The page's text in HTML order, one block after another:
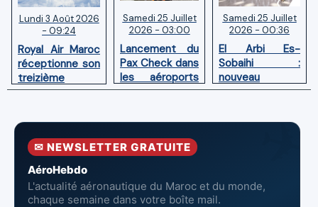
Lundi 3 Août 2026
- 09:24
Royal Air Maroc
réceptionne son
treizième
Boeing 787
Samedi 25 Juillet
2026 - 03:00
Lancement du
Pax Check dans
les aéroports
du Maroc
Samedi 25 Juillet
2026 - 00:36
El Arbi Es-
Sobaihi :
nouveau
directeur à la
l’Aéroport
Mohammed V
✉ NEWSLETTER GRATUITE
AéroHebdo
L'actualité aéronautique du Maroc et du monde,
chaque semaine dans votre boîte mail.